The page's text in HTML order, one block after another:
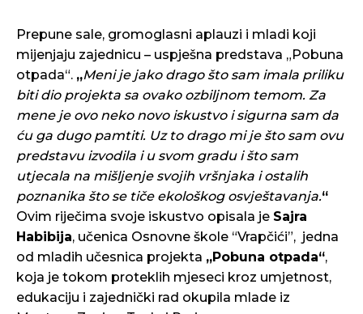
Prepune sale, gromoglasni aplauzi i mladi koji
mijenjaju zajednicu – uspješna predstava „Pobuna
otpada“. „Meni je jako drago što sam imala priliku
biti dio projekta sa ovako ozbiljnom temom. Za
mene je ovo neko novo iskustvo i sigurna sam da
ću ga dugo pamtiti. Uz to drago mi je što sam ovu
predstavu izvodila i u svom gradu i što sam
utjecala na mišljenje svojih vršnjaka i ostalih
poznanika što se tiče ekološkog osvještavanja.“
Ovim riječima svoje iskustvo opisala je Sajra
Habibija, učenica Osnovne škole “Vrapčići”, jedna
od mladih učesnica projekta „Pobuna otpada“,
koja je tokom proteklih mjeseci kroz umjetnost,
edukaciju i zajednički rad okupila mlade iz